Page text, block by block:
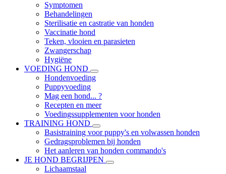
Symptomen
Behandelingen
Sterilisatie en castratie van honden
Vaccinatie hond
Teken, vlooien en parasieten
Zwangerschap
Hygiëne
VOEDING HOND
Hondenvoeding
Puppyvoeding
Mag een hond... ?
Recepten en meer
Voedingssupplementen voor honden
TRAINING HOND
Basistraining voor puppy's en volwassen honden
Gedragsproblemen bij honden
Het aanleren van honden commando's
JE HOND BEGRIJPEN
Lichaamstaal